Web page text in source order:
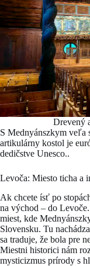
Drevený
S Mednyánszkym veľa
artikulárny kostol je
dedičstve Unesco..
Levoča: Miesto ticha a
Ak chcete ísť po
na východ – do
miest, kde
Slovensku. Tu
sa traduje, že bola pre
Miestni historici nám
mysticizmus prírody s